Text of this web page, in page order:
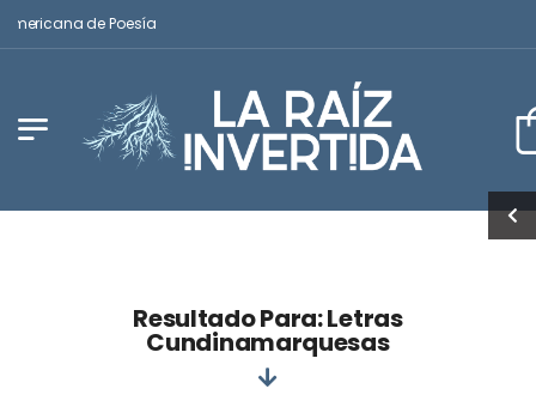
de Poesía
Resultado Para: Letras
Cundinamarquesas